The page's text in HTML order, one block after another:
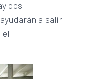
dos
a salir
el